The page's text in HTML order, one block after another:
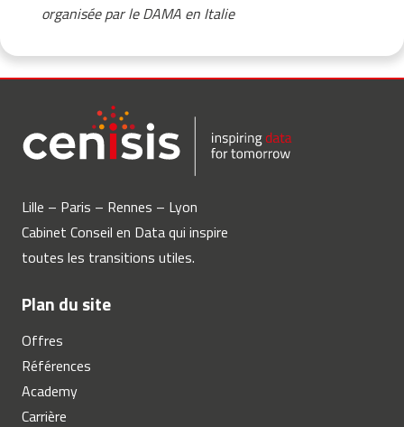
organisée par leDAMA en Italie
Lille – Paris – Rennes – Lyon
Cabinet Conseil en Data qui inspire
toutes les transitions utiles.
Plan du site
Offres
Références
Academy
Carrière